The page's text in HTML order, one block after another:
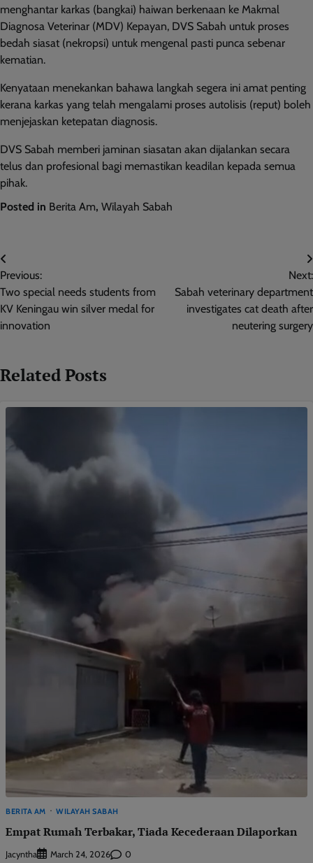
menghantar karkas (bangkai) haiwan berkenaan ke Makmal
Diagnosa Veterinar (MDV) Kepayan, DVS Sabah untuk proses
bedah siasat (nekropsi) untuk mengenal pasti punca sebenar
kematian.
Kenyataan menekankan bahawa langkah segera ini amat penting
kerana karkas yang telah mengalami proses autolisis (reput) boleh
menjejaskan ketepatan diagnosis.
DVS Sabah memberi jaminan siasatan akan dijalankan secara
telus dan profesional bagi memastikan keadilan kepada semua
pihak.
Posted in Berita Am, Wilayah Sabah
Post
navigation
Previous:
Two special needs students from
KV Keningau win silver medal for
innovation
Next:
Sabah veterinary department
investigates cat death after
neutering surgery
Related Posts
BERITA AM WILAYAH SABAH
Empat Rumah Terbakar, Tiada Kecederaan Dilaporkan
Jacyntha March 24, 2026 0